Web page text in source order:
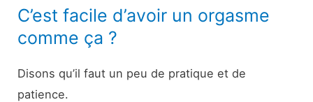
C’est facile d’avoir un orgasme
comme ça ?
Disons qu’il faut un peu de pratique et de
patience.